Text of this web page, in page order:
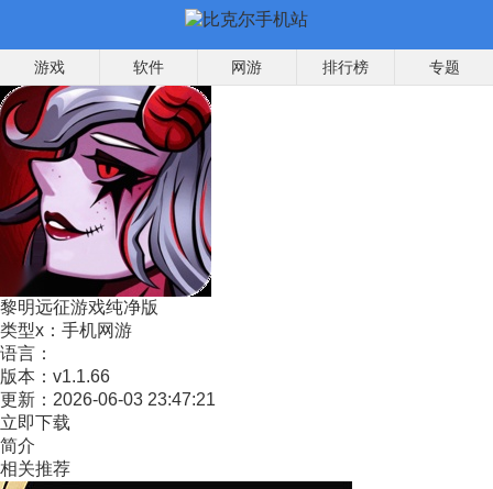
游戏 软件 网游 排行榜 专题
黎明远征游戏纯净版
类型x： 手机网游
语言：
版本： v1.1.66
更新： 2026-06-03 23:47:21
立即下载
简介
相关推荐